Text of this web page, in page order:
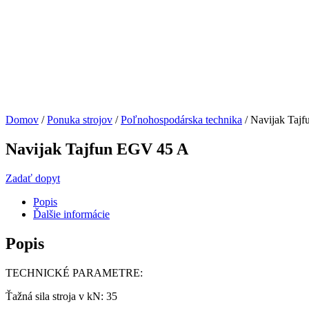
Domov /Ponuka strojov /Poľnohospodárska technika / Navijak
Navijak Tajfun EGV 45 A
Zadať dopyt
Popis
Ďalšie informácie
Popis
TECHNICKÉ PARAMETRE:
Ťažná sila stroja v kN: 35